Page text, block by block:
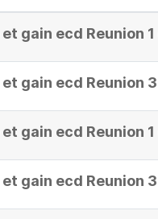
gain ecd Reunion
gain ecd Reunion
gain ecd Reunion
gain ecd Reunion